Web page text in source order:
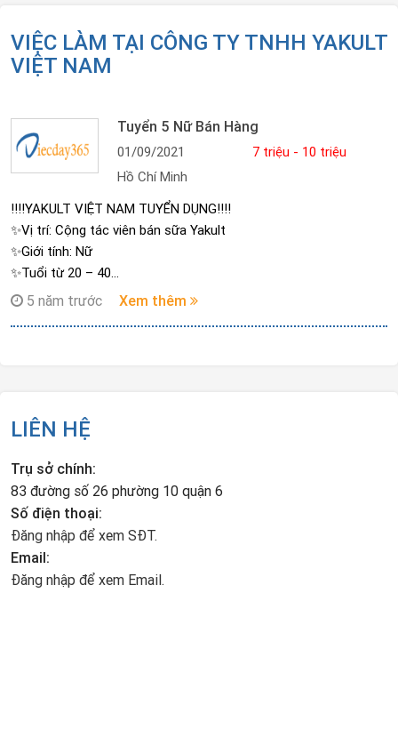
VIỆC LÀM TẠI CÔNG TY TNHH YAKULT
VIỆT NAM
Tuyển 5 Nữ Bán Hàng
01/09/2021
7 triệu - 10 triệu
Hồ Chí Minh
‼️‼️YAKULT VIỆT NAM TUYỂN DỤNG‼️‼️
✨Vị trí: Cộng tác viên bán sữa Yakult
✨Giới tính: Nữ
✨Tuổi từ 20 – 40
✨Thu nhập: ???? 10,000,000 trở lên ????
???? Kỹ năng: Sẽ được công ty huấn luyện; Có nhân viên hướng
???? Bằng cấp: Không yêu cầu
???? Kinh nghiệm: Không yêu cầu
???? Hình thức làm việc:
Giao sản phẩm đến tận nhà cho khách hàng trong khu vực được
phân công
❤ Yêu cầu hồ sơ: Hồ sơ cơ bản + CMND
5 năm trước Xem thêm
LIÊN HỆ
Trụ sở chính:
83 đường số 26 phường 10 quận 6
Số điện thoại:
Đăng nhập để xem SĐT.
Email:
Đăng nhập để xem Email.